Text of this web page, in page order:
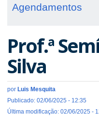
Agendamentos
Prof.ª
Silva
por Luis Mesquita
Publicado: 02/06/2025 - 12:35
Última modificação: 02/06/2025 -